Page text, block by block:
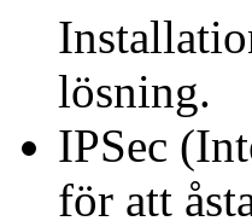
lösning.
IPSec
för att